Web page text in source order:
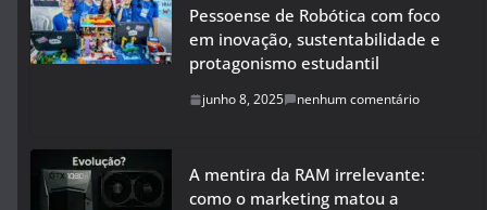
Pessoense de Robótica com foco
em inovação, sustentabilidade e
protagonismo estudantil
junho 8, 2025 nenhum comentário
A mentira da RAM irrelevante:
como o marketing matou a